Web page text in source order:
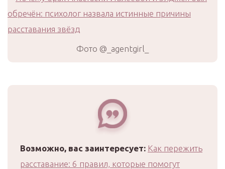
Фото @_agentgirl_
Возможно, вас заинтересует: Как пережить
расставание: 6 правил, которые помогут